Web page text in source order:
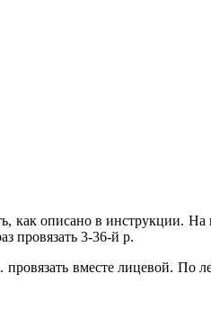
как описано в инструкции.
провязать 3-36-й р.
вместе лицевой. По